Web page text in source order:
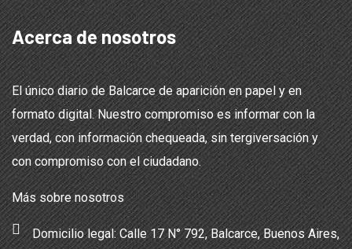
Acerca de nosotros
El único diario de Balcarce de aparición en papel y en
formato digital. Nuestro compromiso es informar con la
verdad, con información chequeada, sin tergiversación y
con compromiso con el ciudadano.
Más sobre nosotros
Domicilio legal: Calle 17 N° 792, Balcarce, Buenos Aires,